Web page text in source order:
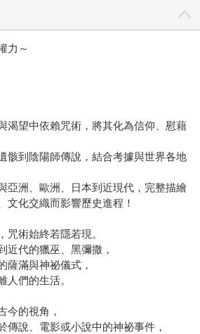
力～
渴望中依賴咒術，將其化為信仰、慰藉
骸到陰陽師傳說，結合考據與世界各地
亞洲、歐洲、日本到近現代，完整描繪
文化交織而影響歷史進程！
咒術始終若隱若現。
近代的獵巫、黑彌撒，
薩滿與神祕儀式，
人們的生活。
今的視角，
傳說、電影或小說中的神祕事件，